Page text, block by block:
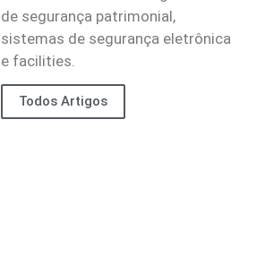
de segurança patrimonial,
sistemas de segurança eletrônica
e facilities.
Todos Artigos